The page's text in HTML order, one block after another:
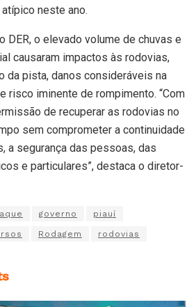
neste ano.
DER, o elevado volume de chuvas e
causaram impactos às rodovias,
da pista, danos consideráveis na
risco iminente de rompimento. “Com
de recuperar as rodovias no
sem comprometer a continuidade
a segurança das pessoas, das
e particulares”, destaca o diretor-
governo piauí
Rodagem rodovias